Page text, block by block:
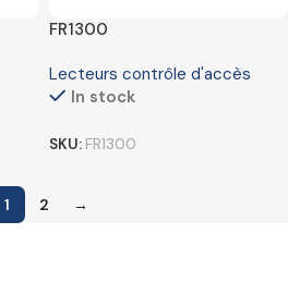
FR1300
Lecteurs contrôle d'accès
In stock
SKU: FR1300
1 2 →